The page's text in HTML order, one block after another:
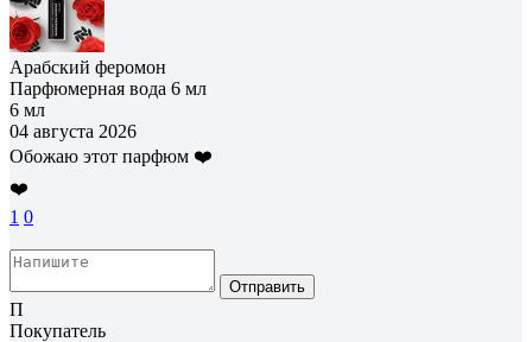
Арабский феромон
Парфюмерная вода 6 мл
6 мл
04 августа 2026
Обожаю этот парфюм ❤️
❤️
1 0
Отправить
П
Покупатель